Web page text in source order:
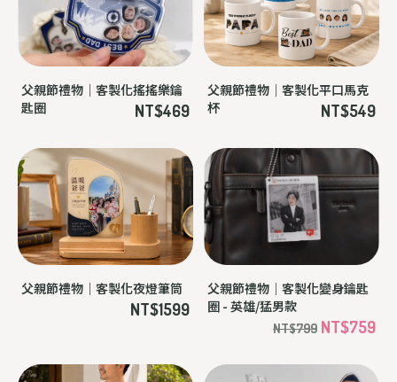
父親節禮物｜客製化搖搖樂鑰
匙圈
NT$469
父親節禮物｜客製化平口馬克
杯
NT$549
父親節禮物｜客製化夜燈筆筒
NT$1599
父親節禮物｜客製化變身鑰匙
圈 - 英雄/猛男款
NT$799 NT$759